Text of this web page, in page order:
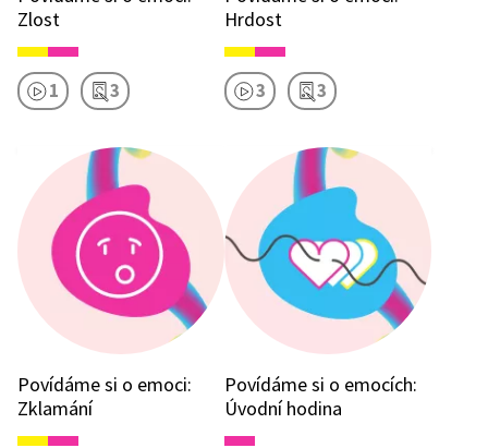
Zlost
1 3
Hrdost
3 3
Povídáme si o emoci:
Zklamání
Povídáme si o emocích:
Úvodní hodina